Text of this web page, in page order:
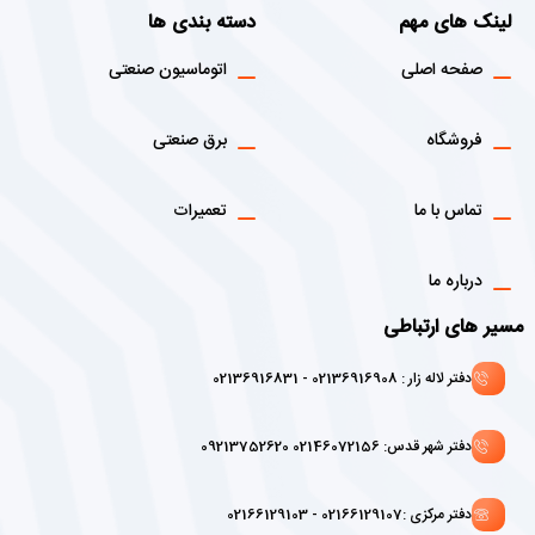
لینک های مهم
صفحه اصلی
فروشگاه
تماس با ما
درباره ما
دسته بندی ها
اتوماسیون صنعتی
برق صنعتی
تعمیرات
مسیر های ارتباطی
دفتر لاله زار : 02136916908 - 02136916831
دفتر شهر قدس: 02146072156 09213752620
دفتر مرکزی :02166129107 - 02166129103